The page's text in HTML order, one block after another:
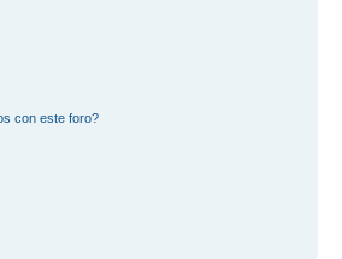
con este foro?